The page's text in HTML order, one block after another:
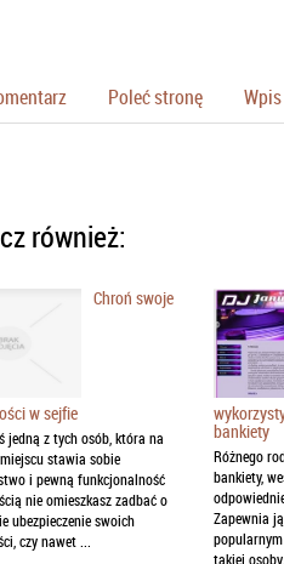
Poleć stronę
również:
Chroń swoje
w sejfie
jedną z tych osób, która na
stawia sobie
i pewną funkcjonalność
nie omieszkasz zadbać o
ubezpieczenie swoich
czy nawet ...
bankiety
Różnego
bankiety,
Zapewnia
takiej